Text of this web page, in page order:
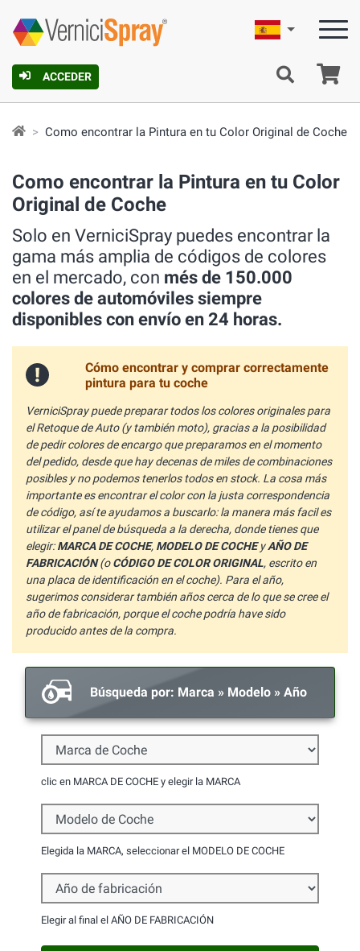
ACCEDER
Español
Como encontrar la Pintura en tu Color Original de Coche
Como encontrar la Pintura en tu Color
Original de Coche
Solo en VerniciSpray puedes encontrar la
gama más amplia de códigos de colores
en el mercado, con més de 150.000
colores de automóviles siempre
disponibles con envío en 24 horas.
Cómo encontrar y comprar correctamente
pintura para tu coche
VerniciSpray puede preparar todos los colores originales para
el Retoque de Auto (y también moto), gracias a la posibilidad
de pedir colores de encargo que preparamos en el momento
del pedido, desde que hay decenas de miles de combinaciones
posibles y no podemos tenerlos todos en stock. La cosa más
importante es encontrar el color con la justa correspondencia
de código, así te ayudamos a buscarlo: la manera más facil es
utilizar el panel de búsqueda a la derecha, donde tienes que
elegir:MARCA DE COCHE, MODELO DE COCHEyAÑO DE
FABRICACIÓN(oCÓDIGO DE COLOR ORIGINAL, escrito en
una placa de identificación en el coche). Para el año,
sugerimos considerar también años cerca de lo que se cree el
año de fabricación, porque el coche podría have sido
producido antes de la compra.
Búsqueda por: Marca » Modelo » Año
Marca de Coche
clic en MARCA DE COCHE y elegir la MARCA
Modelo de Coche
Elegida la MARCA, seleccionar el MODELO DE COCHE
Año de fabricación
Elegir al final el AÑO DE FABRICACIÓN